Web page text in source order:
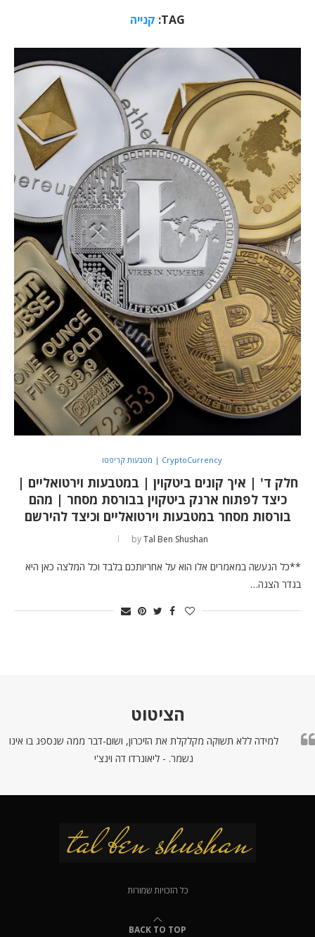
TAG: קנייה
CryptoCurrency | מטבעות קריפטו
חלק ד' | איך קונים ביטקוין | במטבעות וירטואליים |
כיצד לפתוח ארנק ביטקוין בבורסת מסחר | מהם
בורסות מסחר במטבעות וירטואליים וכיצד להירשם
byTal Ben Shushan
**כל הנעשה במאמרים אלו הוא על אחריותכם בלבד וכל המלצה כאן היא
בגדר הצגה…
הציטוט
למידה ללא תשוקה מקלקלת את הזיכרון, ושום-דבר ממה שנספג בו אינו
נשמר. - ליאונרדו דה וינצ'י
כל הזכויות שמורות
BACK TO TOP